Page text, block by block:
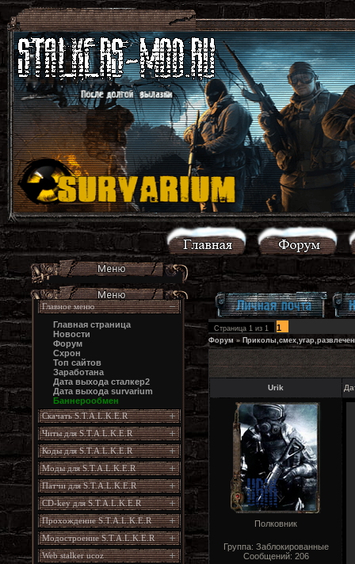
Главное меню
Главная страница
Новости
Форум
Схрон
Топ сайтов
Заработана
Дата выхода сталкер2
Дата выхода survarium
Баннерообмен
Скачать S.T.A.L.K.E.R
Читы для S.T.A.L.K.E.R
Коды для S.T.A.L.K.E.R
Моды для S.T.A.L.K.E.R
Патчи для S.T.A.L.K.E.R
CD-key для S.T.A.L.K.E.R
Прохождение S.T.A.L.K.E.R
Модостроение S.T.A.L.K.E.R
Web stalker ucoz
Страница 1 из 1 1
Форум »
Urik
Полковник
Группа: Заблокированные
Сообщений: 206